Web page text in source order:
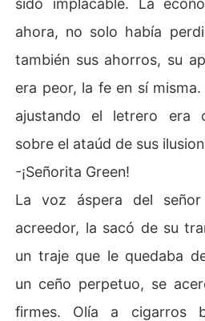
sido implacable. La
ahora, no solo había
también sus ahorros, su
era peor, la fe en sí
ajustando el letrero era
sobre el ataúd de sus
-¡Señorita Green!
La voz áspera del
acreedor, la sacó de su
un traje que le quedaba
un ceño perpetuo, se
firmes. Olía a cigarros